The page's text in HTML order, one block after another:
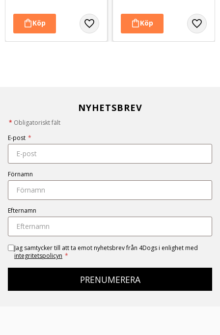
NYHETSBREV
* Obligatoriskt fält
E-post *
Förnamn
Efternamn
Jag samtycker till att ta emot nyhetsbrev från 4Dogs i enlighet med
integritetspolicyn *
PRENUMERERA